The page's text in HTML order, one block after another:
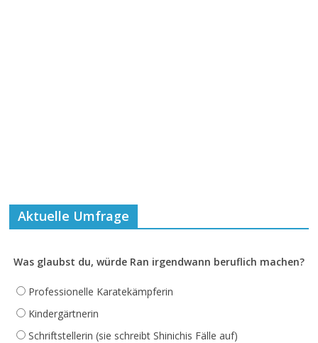
Aktuelle Umfrage
Was glaubst du, würde Ran irgendwann beruflich machen?
Professionelle Karatekämpferin
Kindergärtnerin
Schriftstellerin (sie schreibt Shinichis Fälle auf)